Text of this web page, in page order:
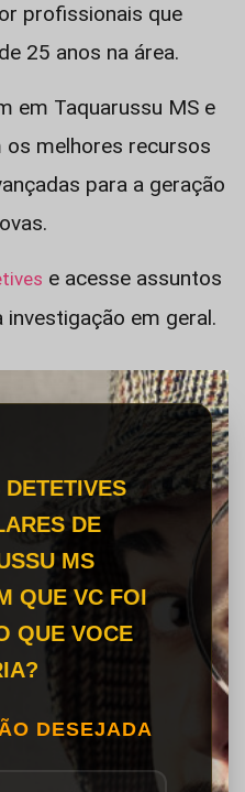
profissionais que
25 anos na área.
em Taquarussu MS e
melhores recursos
para a geração
e acesse assuntos
em geral.
DE
MS
QUE VC FOI
QUE VOCE
DESEJADA